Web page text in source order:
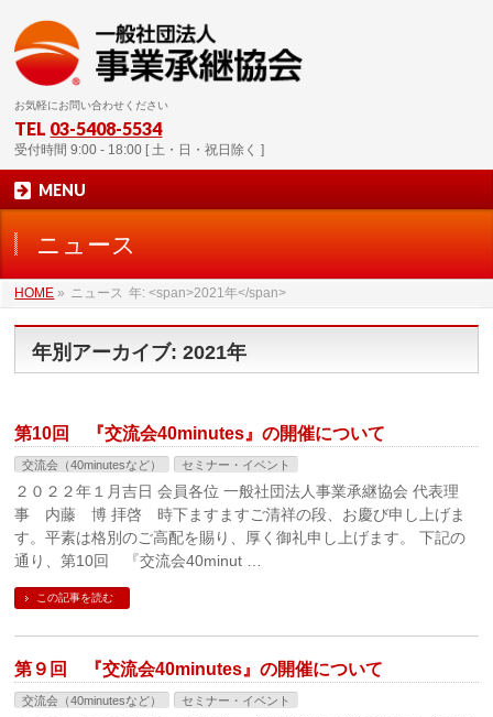
お気軽にお問い合わせください
TEL 03-5408-5534
受付時間 9:00 - 18:00 [ 土・日・祝日除く ]
MENU
ニュース
HOME » ニュース 年: <span>2021年</span>
年別アーカイブ: 2021年
第10回 『交流会40minutes』の開催について
交流会（40minutesなど） セミナー・イベント
２０２２年１月吉日 会員各位 一般社団法人事業承継協会 代表理
事 内藤 博 拝啓 時下ますますご清祥の段、お慶び申し上げま
す。平素は格別のご高配を賜り、厚く御礼申し上げます。 下記の
通り、第10回 『交流会40minut …
この記事を読む
第９回 『交流会40minutes』の開催について
交流会（40minutesなど） セミナー・イベント